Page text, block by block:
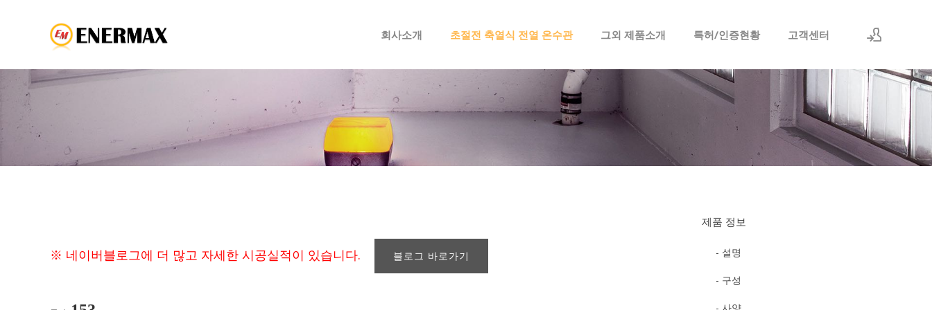
로그인
회원가입
회사소개 초절전 축열식 전열 온수관 그외 제품소개 특허/인증현황 고객센터
제품 정보
- 설명
- 구성
※ 네이버블로그에 더 많고 자세한 시공실적이 있습니다. 블로그 바로가기